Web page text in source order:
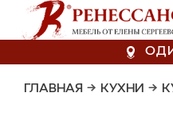
ГЛАВНАЯ → КУХНИ →